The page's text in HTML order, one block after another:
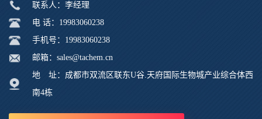
联系人：李经理
电 话：19983060238
手机号：19983060238
邮箱：sales@tachem.cn
地 址：成都市双流区联东U谷.天府国际生物城产业综合体西
南4栋